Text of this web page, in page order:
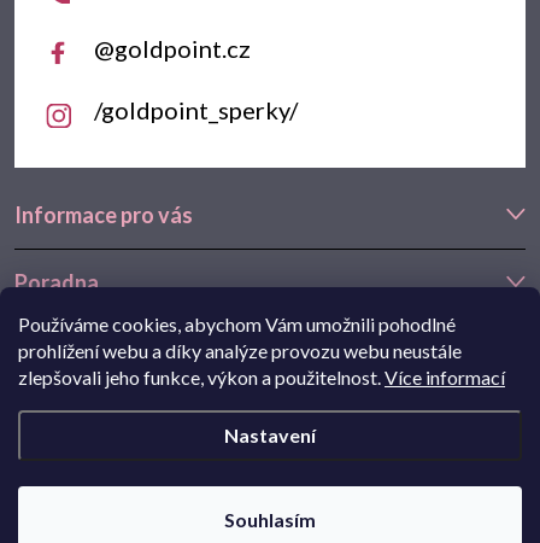
Používáme cookies, abychom Vám umožnili pohodlné
prohlížení webu a díky analýze provozu webu neustále
zlepšovali jeho funkce, výkon a použitelnost.Více informací
Nastavení
Souhlasím
Informace pro vás
Poradna
Často hledáte
@goldpoint.cz
/goldpoint_sperky/
Navštivte také náš e-shop Goldstore.cz:zlaté náušnice,dětské
náušnice z bílého zlata